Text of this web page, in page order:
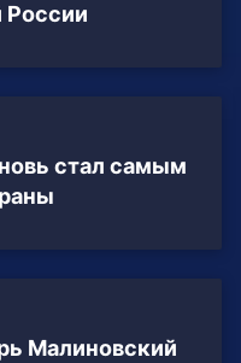
России
стал самым
Малиновский